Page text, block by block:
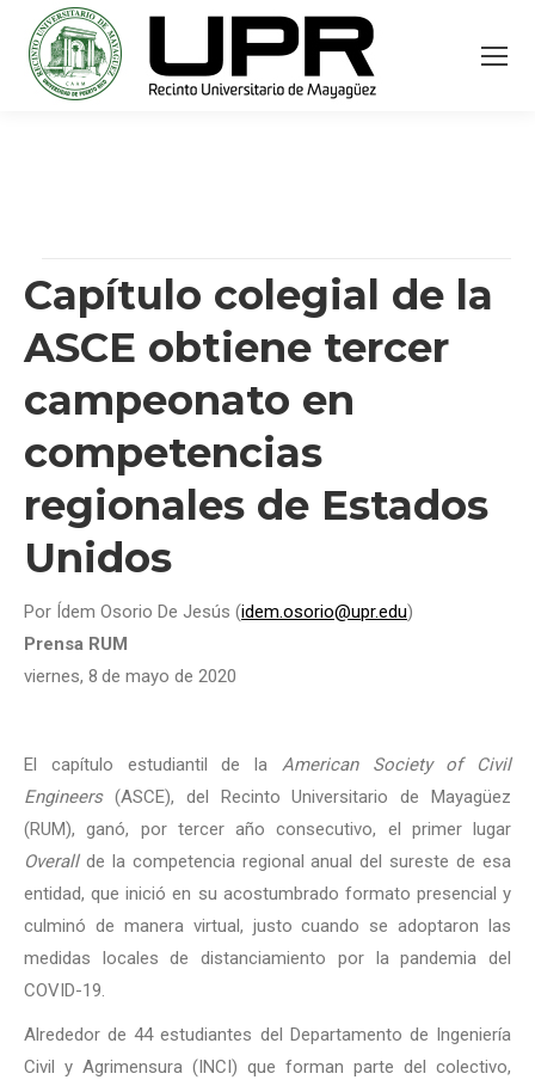
Capítulo colegial de la
ASCE obtiene tercer
campeonato en
competencias
regionales de Estados
Unidos
Por Ídem Osorio De Jesús (idem.osorio@upr.edu)
Prensa RUM
viernes, 8 de mayo de 2020
El capítulo estudiantil de la American Society of Civil
Engineers(ASCE), del Recinto Universitario de Mayagüez
(RUM), ganó, por tercer año consecutivo, el primer lugar
Overallde la competencia regional anual del sureste de esa
entidad, que inició en su acostumbrado formato presencial y
culminó de manera virtual, justo cuando se adoptaron las
medidas locales de distanciamiento por la pandemia del
COVID-19.
Alrededor de 44 estudiantes del Departamento de Ingeniería
Civil y Agrimensura (INCI) que forman parte del colectivo,